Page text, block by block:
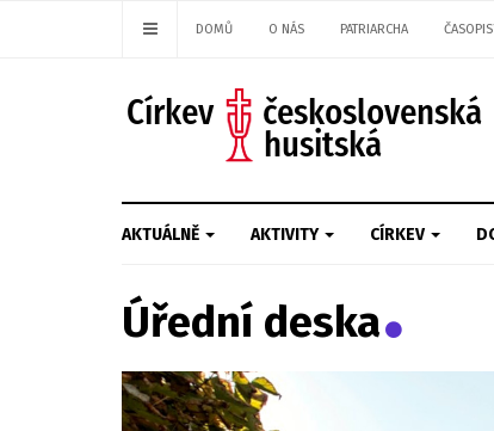
DOMŮ O NÁS PATRIARCHA
AKTUÁLNĚ AKTIVITY CÍRKEV
Úřední deska